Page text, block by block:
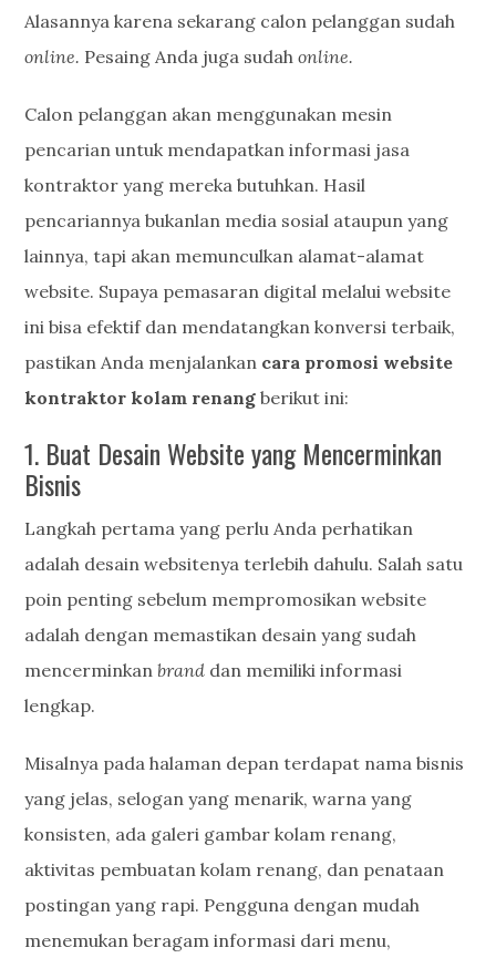
Alasannya karena sekarang calon pelanggan sudah
online. Pesaing Anda juga sudahonline.
Calon pelanggan akan menggunakan mesin
pencarian untuk mendapatkan informasi jasa
kontraktor yang mereka butuhkan. Hasil
pencariannya bukanlan media sosial ataupun yang
lainnya, tapi akan memunculkan alamat-alamat
website. Supaya pemasaran digital melalui website
ini bisa efektif dan mendatangkan konversi terbaik,
pastikan Anda menjalankan cara promosi website
kontraktor kolam renang berikut ini:
1. Buat Desain Website yang Mencerminkan
Bisnis
Langkah pertama yang perlu Anda perhatikan
adalah desain websitenya terlebih dahulu. Salah satu
poin penting sebelum mempromosikan website
adalah dengan memastikan desain yang sudah
mencerminkanbrand dan memiliki informasi
lengkap.
Misalnya pada halaman depan terdapat nama bisnis
yang jelas, selogan yang menarik, warna yang
konsisten, ada galeri gambar kolam renang,
aktivitas pembuatan kolam renang, dan penataan
postingan yang rapi. Pengguna dengan mudah
menemukan beragam informasi dari menu,